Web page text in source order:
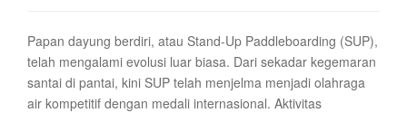
Papan dayung berdiri, atau Stand-Up Paddleboarding (SUP),
telah mengalami evolusi luar biasa. Dari sekadar kegemaran
santai di pantai, kini SUP telah menjelma menjadi olahraga
air kompetitif dengan medali internasional. Aktivitas